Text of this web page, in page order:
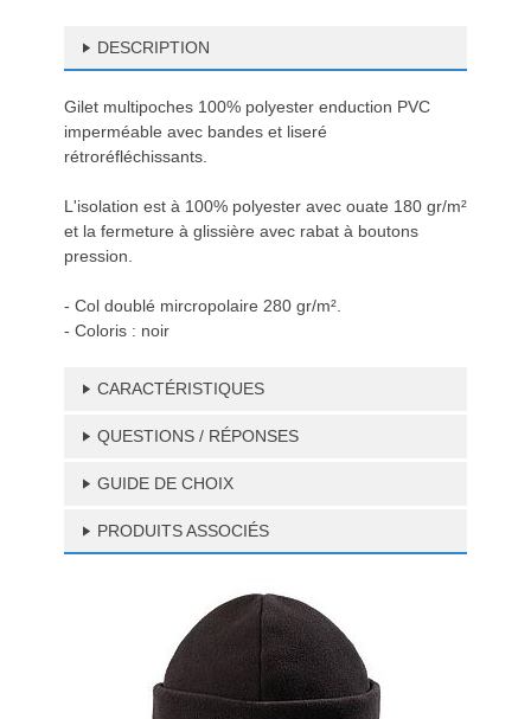
DESCRIPTION
Gilet multipoches 100% polyester enduction PVC
imperméable avec bandes et liseré
rétroréfléchissants.
L'isolation est à 100% polyester avec ouate 180 gr/m²
et la fermeture à glissière avec rabat à boutons
pression.
- Col doublé mircropolaire 280 gr/m².
- Coloris : noir
CARACTÉRISTIQUES
QUESTIONS / RÉPONSES
GUIDE DE CHOIX
PRODUITS ASSOCIÉS